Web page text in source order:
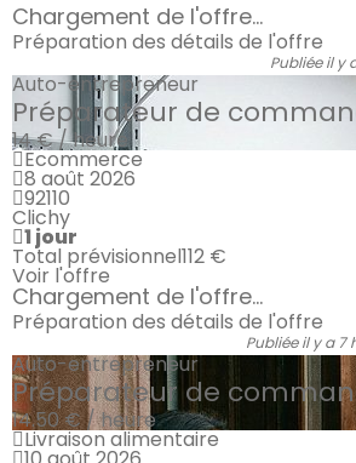
Chargement de l'offre...
Préparation des détails de l'offre
Publiée il y
Auto-entrepreneur
Préparateur de
14 € / heure
Ecommerce
8 août 2026
92110
Clichy
1 jour
Total prévisionnel112 €
Voir l'offre
Chargement de l'offre...
Préparation des détails de l'offre
Publiée il y a 7
Auto-entrepreneur
Préparateur de
14.50 € / heure
Livraison alimentaire